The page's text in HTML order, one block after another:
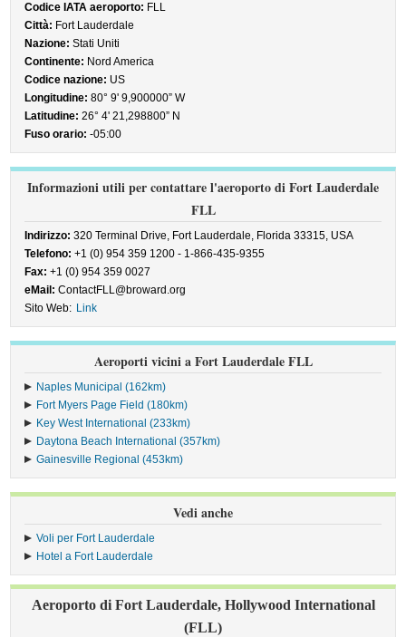
Codice IATA aeroporto: FLL
Città: Fort Lauderdale
Nazione: Stati Uniti
Continente: Nord America
Codice nazione: US
Longitudine: 80° 9' 9,900000” W
Latitudine: 26° 4' 21,298800” N
Fuso orario: -05:00
Informazioni utili per contattare l'aeroporto di Fort Lauderdale
FLL
Indirizzo: 320 Terminal Drive, Fort Lauderdale, Florida 33315, USA
Telefono: +1 (0) 954 359 1200 - 1-866-435-9355
Fax: +1 (0) 954 359 0027
eMail: ContactFLL@broward.org
Sito Web: Link
Aeroporti vicini a Fort Lauderdale FLL
Naples Municipal (162km)
Fort Myers Page Field (180km)
Key West International (233km)
Daytona Beach International (357km)
Gainesville Regional (453km)
Vedi anche
Voli per Fort Lauderdale
Hotel a Fort Lauderdale
Aeroporto di Fort Lauderdale, Hollywood International
(FLL)